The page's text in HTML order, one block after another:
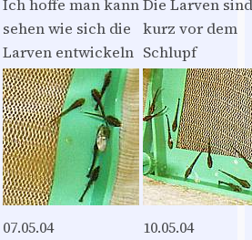
Ich hoffe man kann
sehen wie sich die
Larven entwickeln
Die Larven sind
kurz vor dem
Schlupf
07.05.04 10.05.04